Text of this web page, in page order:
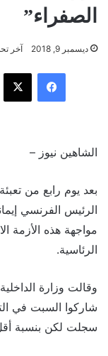
الصفراء”
ديسمبر 9, 2018 آخر
فيسبوك ‫X
الشاهين نيوز –
بعد يوم رابع من
الرئيس الفرنسي
مواجهة هذه الأزمة
الرئاسية.
شاركوا السبت في
سجلت لكن بنسبة